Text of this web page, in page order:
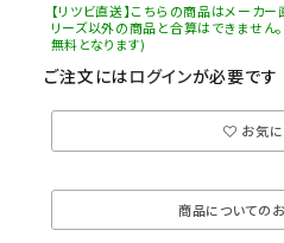
【リツビ直送】こちらの商品はメーカー
リーズ以外の商品と合算はできませ
無料となります)
ご注文にはログインが必要です
お気
商品についての